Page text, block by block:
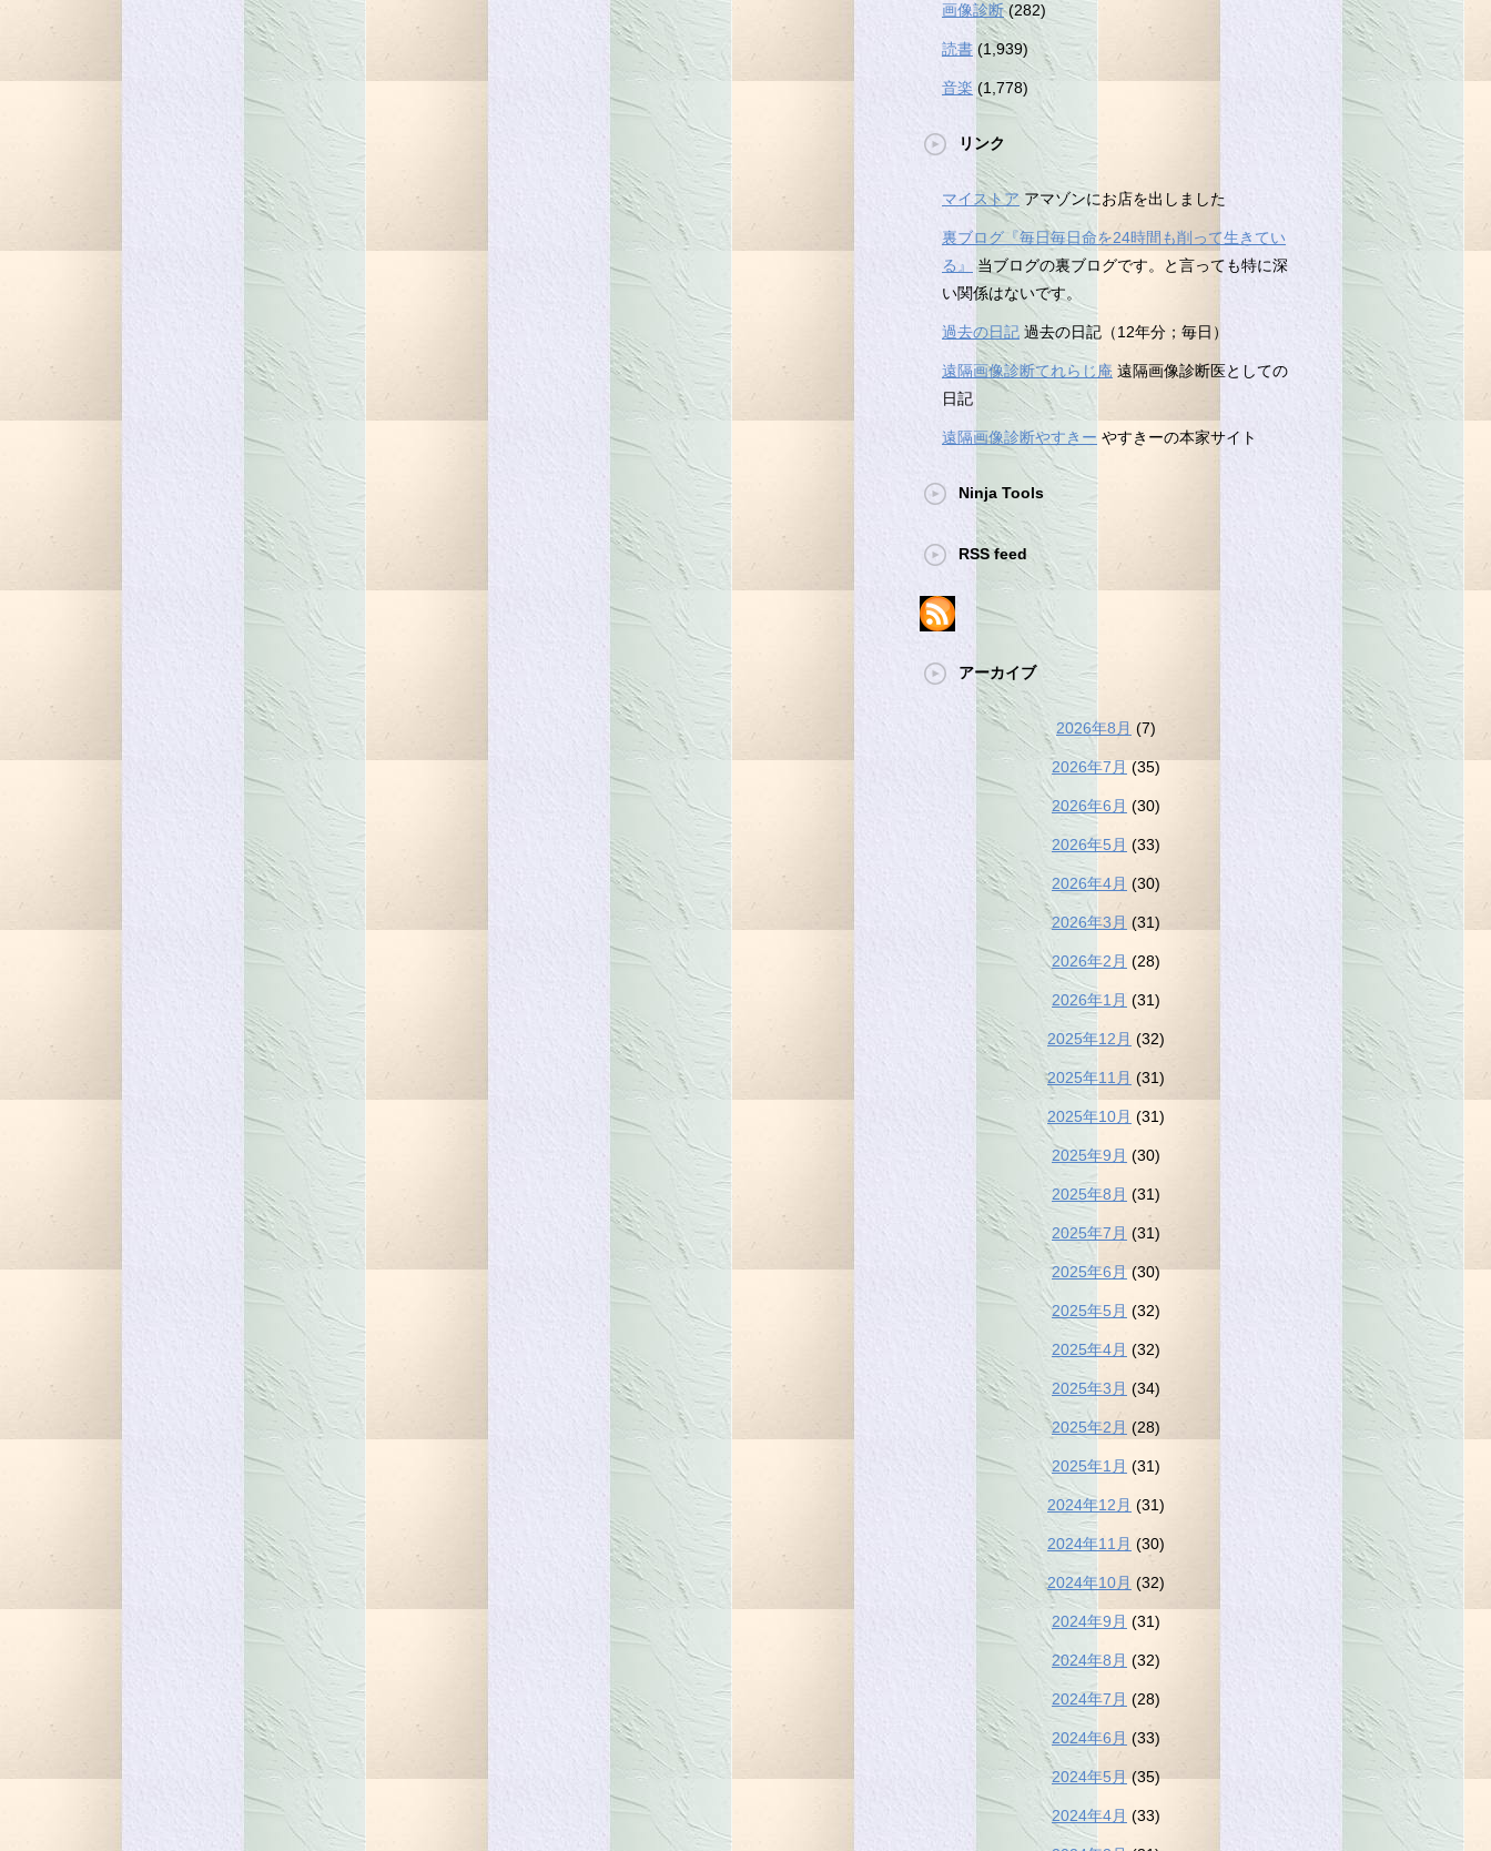
画像診断(282)
読書 (1,939)
音楽 (1,778)
リンク
マイストア アマゾンにお店を出しました
裏ブログ『毎日毎日命を24時間も削って生きてい
る』
当ブログの裏ブログです。と言っても特に深
い関係はないです。
過去の日記 過去の日記（12年分；毎日）
遠隔画像診断てれらじ庵 遠隔画像診断医としての
日記
遠隔画像診断やすきー やすきーの本家サイト
Ninja Tools
RSS feed
アーカイブ
2026年8月 (7)
2026年7月 (35)
2026年6月 (30)
2026年5月 (33)
2026年4月 (30)
2026年3月 (31)
2026年2月 (28)
2026年1月 (31)
2025年12月 (32)
2025年11月 (31)
2025年10月 (31)
2025年9月 (30)
2025年8月 (31)
2025年7月 (31)
2025年6月 (30)
2025年5月 (32)
2025年4月 (32)
2025年3月 (34)
2025年2月 (28)
2025年1月 (31)
2024年12月 (31)
2024年11月 (30)
2024年10月 (32)
2024年9月 (31)
2024年8月 (32)
2024年7月 (28)
2024年6月 (33)
2024年5月 (35)
2024年4月 (33)